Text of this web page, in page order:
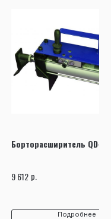
Борторасширитель QD-4
9 612 р.
Подробнее